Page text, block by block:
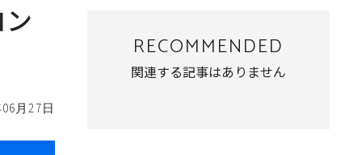
月27日
RECOMMENDED
関連する記事はありません